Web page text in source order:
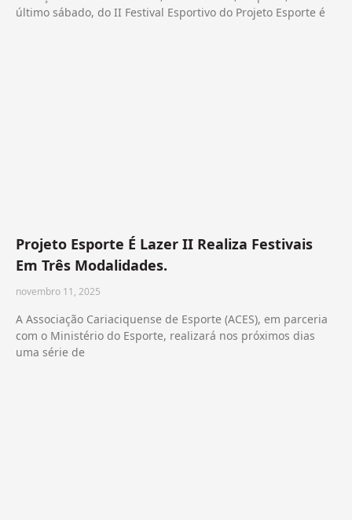
último sábado, do II Festival Esportivo do Projeto Esporte é
Projeto Esporte É Lazer II Realiza Festivais
Em Três Modalidades.
novembro 11, 2025
A Associação Cariaciquense de Esporte (ACES), em parceria
com o Ministério do Esporte, realizará nos próximos dias
uma série de